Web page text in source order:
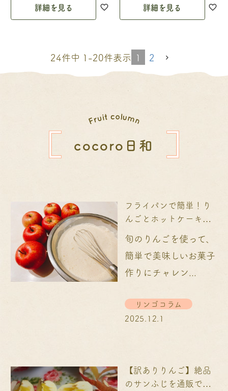
詳細を見る 詳細を見る
24件中 1-20件表示 1 2
cocoro日和
フライパンで簡単！り
んごとホットケーキミ
レ...
旬のりんごを使って、
簡単で美味しいお菓子
作りにチャレン...
リンゴコラム
2025.12.1
【訳ありりんご】絶品
のサンふじを通販でお